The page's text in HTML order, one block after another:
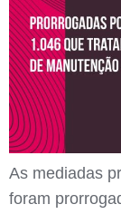
As mediadas
foram